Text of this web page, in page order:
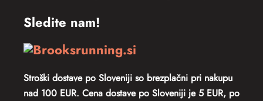
Sledite nam!
Stroški dostave po Sloveniji so brezplačni pri nakupu
nad 100 EUR. Cena dostave po Sloveniji je 5 EUR, po